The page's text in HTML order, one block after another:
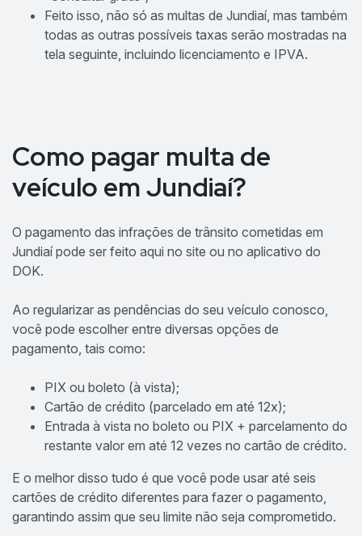
Feito isso, não só as multas de Jundiaí, mas também
todas as outras possíveis taxas serão mostradas na
tela seguinte, incluindo licenciamento e IPVA.
Como pagar multa de
veículo em Jundiaí?
O pagamento das infrações de trânsito cometidas em
Jundiaí pode ser feito aqui no site ou no aplicativo do
DOK.
Ao regularizar as pendências do seu veículo conosco,
você pode escolher entre diversas opções de
pagamento, tais como:
PIX ou boleto (à vista);
Cartão de crédito (parcelado em até 12x);
Entrada à vista no boleto ou PIX + parcelamento do
restante valor em até 12 vezes no cartão de crédito.
E o melhor disso tudo é que você pode usar até seis
cartões de crédito diferentes para fazer o pagamento,
garantindo assim que seu limite não seja comprometido.